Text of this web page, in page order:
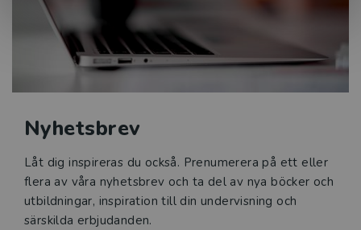
Nyhetsbrev
Låt dig inspireras du också. Prenumerera på ett eller
flera av våra nyhetsbrev och ta del av nya böcker och
utbildningar, inspiration till din undervisning och
särskilda erbjudanden.